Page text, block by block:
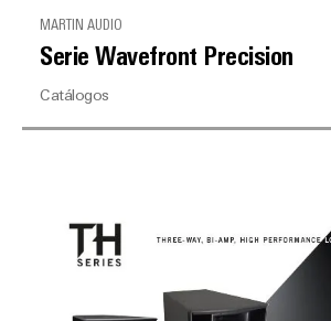
MARTIN AUDIO
Serie Wavefront Precision
Catálogos